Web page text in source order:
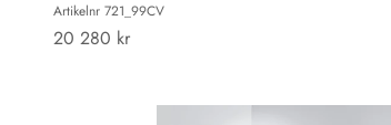
Artikelnr 721_99CV
REA-pris
20 280 kr